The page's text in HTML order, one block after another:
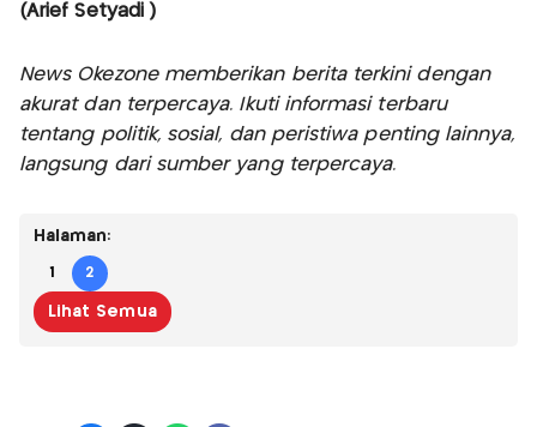
(Arief Setyadi )
News Okezone memberikan berita terkini dengan
akurat dan terpercaya. Ikuti informasi terbaru
tentang politik, sosial, dan peristiwa penting lainnya,
langsung dari sumber yang terpercaya.
Halaman:
1 2
Lihat Semua